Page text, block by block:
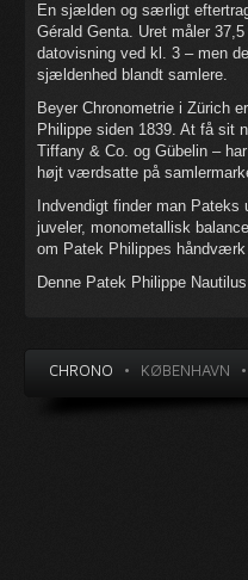
En sjælden og særligt
Gérald Genta. Uret måler
datovisning ved kl. 3 – men
sjældenhed blandt samlere.
Beyer Chronometrie i Zürich
Philippe siden 1839. At få sit
Tiffany & Co. og Gübelin –
højt værdsatte på
Indvendigt finder man
juveler, monometallisk
om Patek Philippes
Denne Patek Philippe
CHRONO • KØBENHAVN •